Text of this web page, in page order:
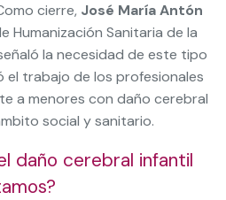
cierre, José María Antón
Humanización Sanitaria de la
la necesidad de este tipo
el trabajo de los profesionales
a menores con daño cerebral
social y sanitario.
daño cerebral infantil